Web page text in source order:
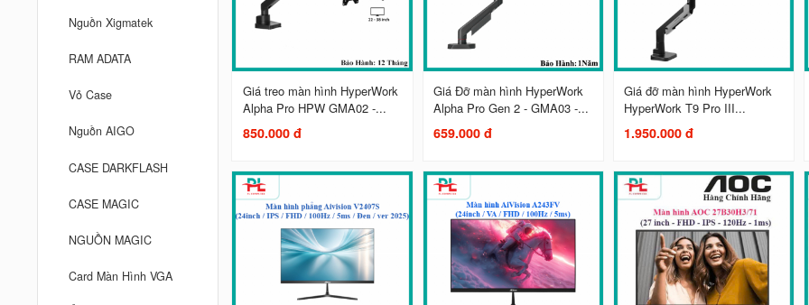
Nguồn Xigmatek
RAM ADATA
Vỏ Case
Nguồn AIGO
CASE DARKFLASH
CASE MAGIC
NGUỒN MAGIC
Card Màn Hình VGA
Giá treo màn hình HyperWork
Alpha Pro HPW GMA02 -...
850.000 đ
Giá Đỡ màn hình HyperWork
Alpha Pro Gen 2 - GMA03 -...
659.000 đ
Giá đỡ màn hình HyperWork
HyperWork T9 Pro III...
1.950.000 đ